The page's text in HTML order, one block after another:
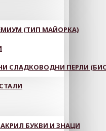
(ТИП МАЙОРКА)
СЛАДКОВОДНИ ПЕРЛИ
БУКВИ И ЗНАЦИ